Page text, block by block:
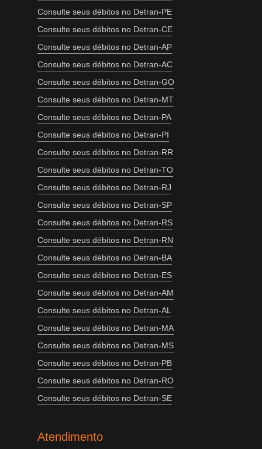
Consulte seus débitos no Detran-PE
Consulte seus débitos no Detran-CE
Consulte seus débitos no Detran-AP
Consulte seus débitos no Detran-AC
Consulte seus débitos no Detran-GO
Consulte seus débitos no Detran-MT
Consulte seus débitos no Detran-PA
Consulte seus débitos no Detran-PI
Consulte seus débitos no Detran-RR
Consulte seus débitos no Detran-TO
Consulte seus débitos no Detran-RJ
Consulte seus débitos no Detran-SP
Consulte seus débitos no Detran-RS
Consulte seus débitos no Detran-RN
Consulte seus débitos no Detran-BA
Consulte seus débitos no Detran-ES
Consulte seus débitos no Detran-AM
Consulte seus débitos no Detran-AL
Consulte seus débitos no Detran-MA
Consulte seus débitos no Detran-MS
Consulte seus débitos no Detran-PB
Consulte seus débitos no Detran-RO
Consulte seus débitos no Detran-SE
Atendimento